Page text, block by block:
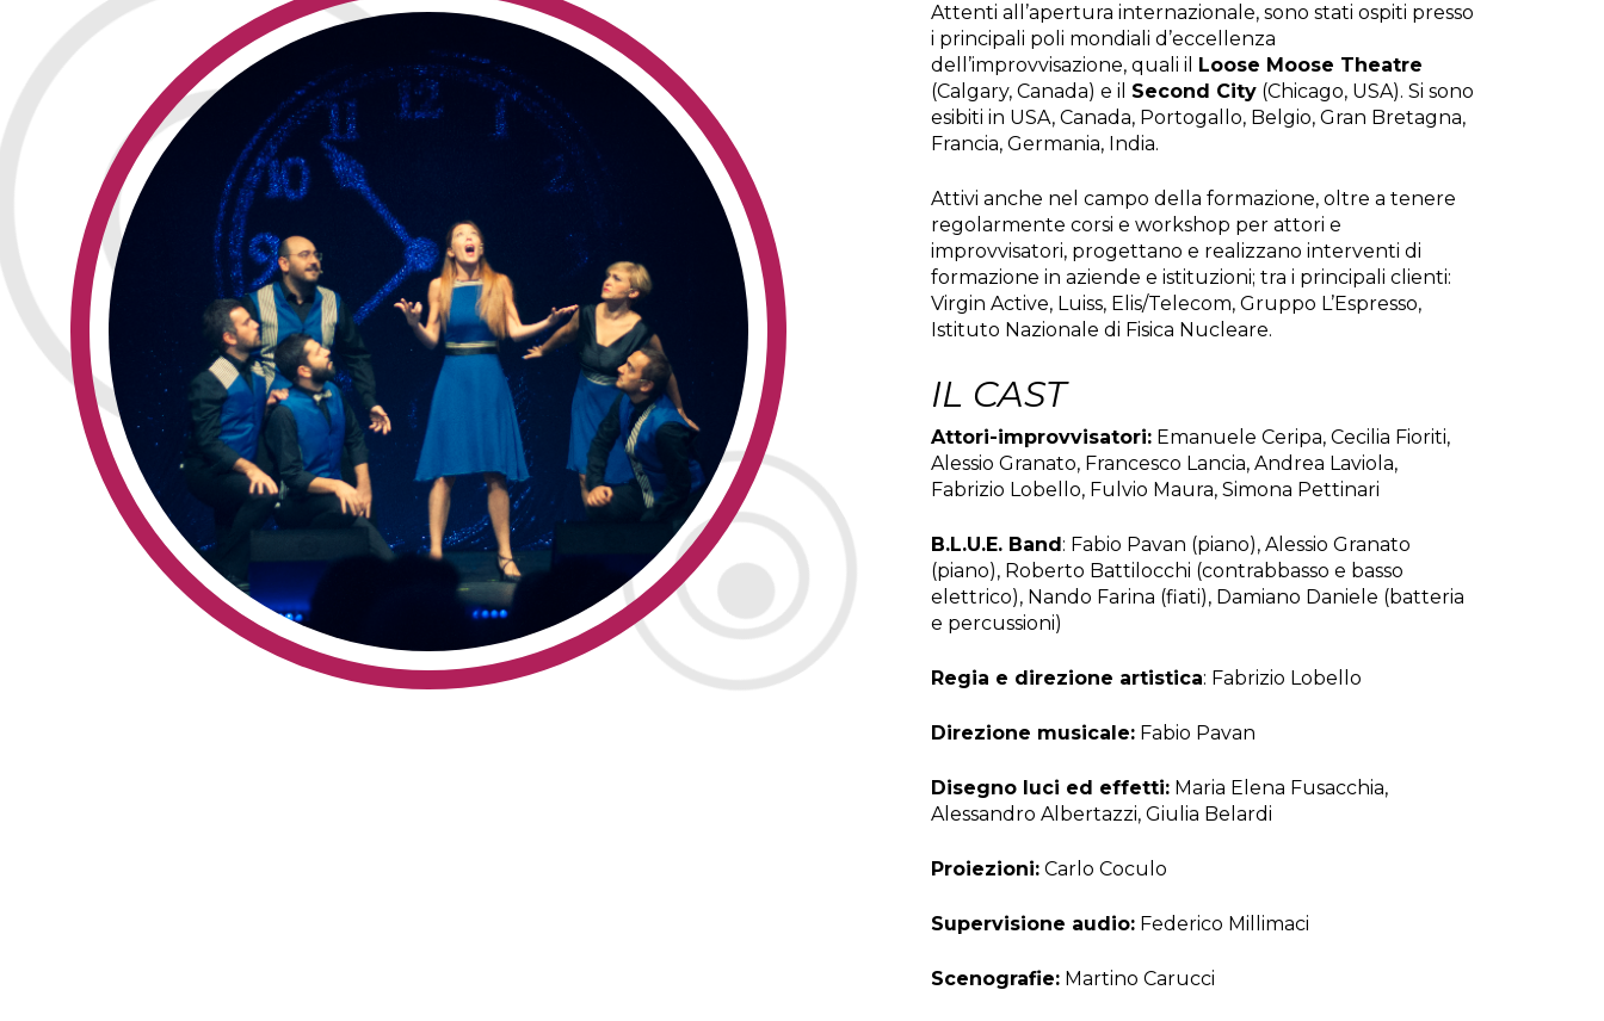
Attenti all’apertura internazionale, sono stati ospiti presso
i principali poli mondiali d’eccellenza
dell’improvvisazione, quali il
Loose Moose Theatre
(Calgary, Canada) e il Second City(Chicago, USA). Si sono
esibiti in USA, Canada, Portogallo, Belgio, Gran Bretagna,
Francia, Germania, India.
Attivi anche nel campo della formazione, oltre a tenere
regolarmente corsi e workshop per attori e
improvvisatori, progettano e realizzano interventi di
formazione in aziende e istituzioni; tra i principali clienti:
Virgin Active, Luiss, Elis/Telecom, Gruppo L’Espresso,
Istituto Nazionale di Fisica Nucleare.
IL CAST
Attori-improvvisatori:Emanuele Ceripa, Cecilia Fioriti,
Alessio Granato, Francesco Lancia, Andrea Laviola,
Fabrizio Lobello, Fulvio Maura, Simona Pettinari
B.L.U.E. Band : Fabio Pavan (piano), Alessio Granato
(piano), Roberto Battilocchi (contrabbasso e basso
elettrico), Nando Farina (fiati), Damiano Daniele (batteria
e percussioni)
Regia e direzione artistica: Fabrizio Lobello
Direzione musicale:Fabio Pavan
Disegno luci ed effetti:Maria Elena Fusacchia,
Alessandro Albertazzi, Giulia Belardi
Proiezioni:Carlo Coculo
Supervisione audio:Federico Millimaci
Scenografie:Martino Carucci